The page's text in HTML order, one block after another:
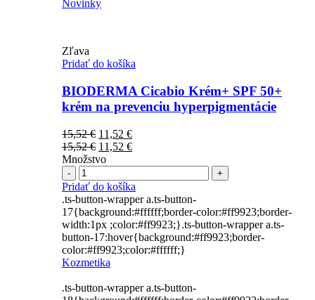
Novinky
Zľava
Pridať do košíka
BIODERMA Cicabio Krém+ SPF 50+
krém na prevenciu hyperpigmentácie
15,52€ Pôvodná
cena
bola:
11,52 €Aktuálna
cena
15,52€ Pôvodná
cena
15,52 €.
11,52 €Aktuálna
11,52 €.
Množstvo
Počet
Pridať do košíka
.ts-button-wrapper a.ts-button-
17{background:#ffffff;border-color:#ff9923;border-
width:1px ;color:#ff9923;}.ts-button-wrapper a.ts-
button-17:hover{background:#ff9923;border-
color:#ff9923;color:#ffffff;}
Kozmetika
.ts-button-wrapper a.ts-button-